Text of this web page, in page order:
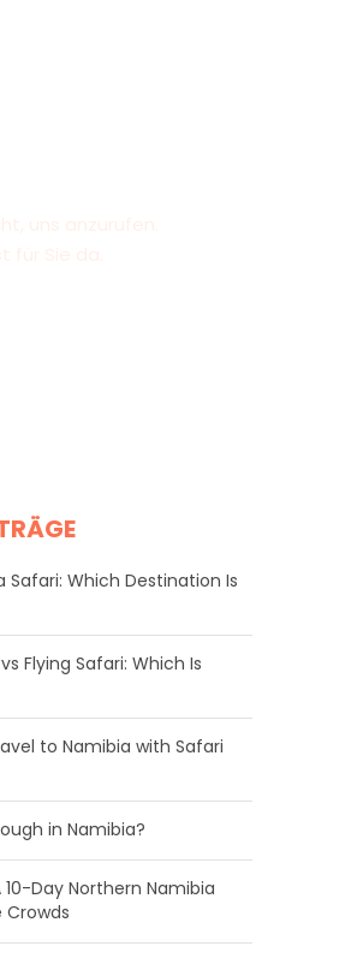
Safari: Which Destination Is
Flying Safari: Which Is
to Namibia with Safari
in Namibia?
Day Northern Namibia